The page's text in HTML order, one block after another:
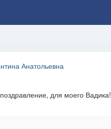
Анатольевна
для моего Вадика!